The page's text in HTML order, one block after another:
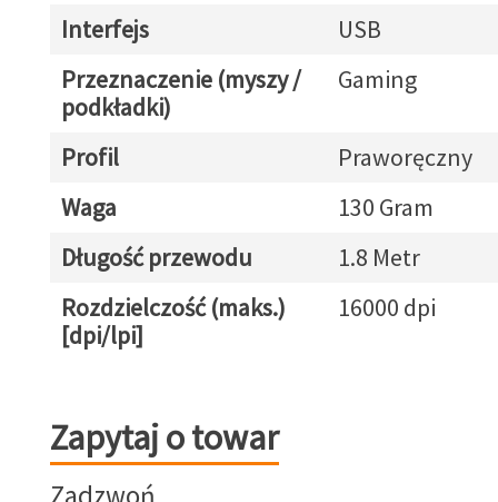
Interfejs
USB
Przeznaczenie (myszy /
podkładki)
Gaming
Profil
Praworęczny
Waga
130 Gram
Długość przewodu
1.8 Metr
Rozdzielczość (maks.)
[dpi/lpi]
16000 dpi
Zapytaj o towar
Zapytaj o towar